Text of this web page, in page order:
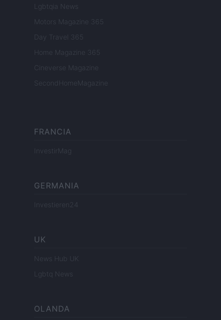
Lgbtqia News
Motors Magazine 365
Day Travel 365
Home Magazine 365
Cineverse Magazine
SecondHomeMagazine
FRANCIA
InvestirMag
GERMANIA
Investieren24
UK
News Hub UK
Lgbtq News
OLANDA